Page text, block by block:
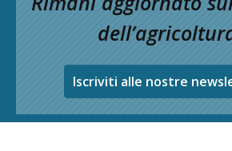
Iscriviti alle nostre